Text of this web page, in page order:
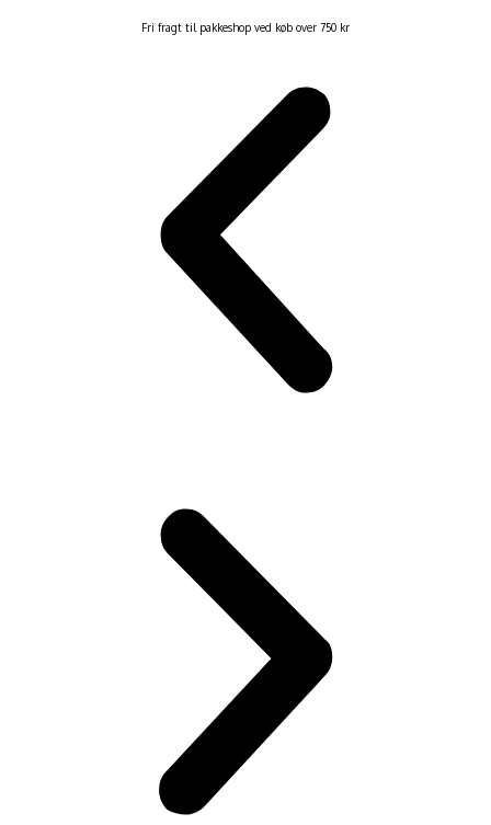
Fri fragt til pakkeshop ved køb over 750 kr